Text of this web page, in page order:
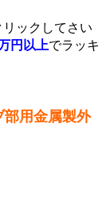
リックしてさい
円以上でラッキ
部用金属製外